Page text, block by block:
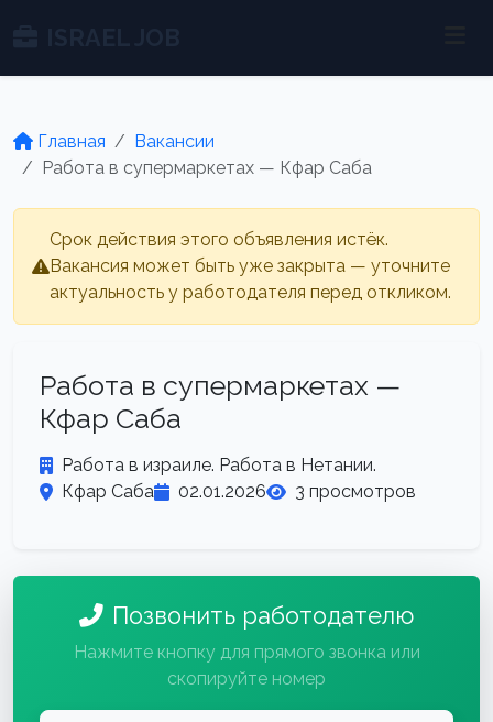
Главная
Вакансии
Работа в супермаркетах — Кфар Саба
Срок действия этого объявления истёк.
Вакансия может быть уже закрыта — уточните
актуальность у работодателя перед откликом.
Работа в супермаркетах —
Кфар Саба
Работа в израиле. Работа в Нетании.
Кфар Саба
02.01.2026 3 просмотров
Позвонить работодателю
Нажмите кнопку для прямого звонка или
скопируйте номер